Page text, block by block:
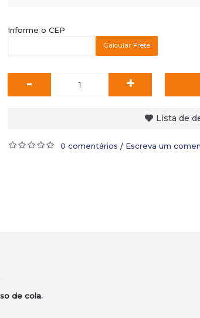
Informe o CEP
Calcular Frete
- +
Lista de
0 comentários / Escreva um
de cola.